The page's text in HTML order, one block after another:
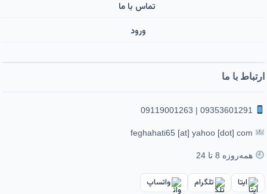
تماس با ما
ورود ‌
ارتباط با ما
همه‌روزه 8 تا 24
ایتا تلگرام واتساپ